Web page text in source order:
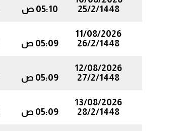
25/2/1448
05:10 ص
11/08/2026
26/2/1448
05:09 ص
12/08/2026
27/2/1448
05:09 ص
13/08/2026
28/2/1448
05:09 ص